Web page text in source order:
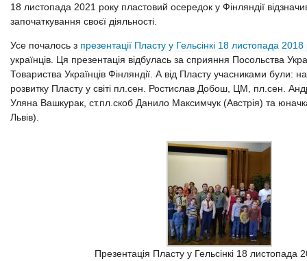
18 листопада 2021 року пластовий осередок у Фінляндії
започаткування своєї діяльності.
Усе почалось з презентації Пласту у Гельсінкі 18 листопада 2018
українців. Ця презентація відбулась за сприяння Посольства
Товариства Українців Фінляндії. А від Пласту учасниками були:
розвитку Пласту у світі пл.сен. Ростислав Добош, ЦМ, пл.сен.
Уляна Вашкурак, ст.пл.скоб Данило Максимчук (Австрія) та
Львів).
Презентація Пласту у Гельсінкі 18 листопада